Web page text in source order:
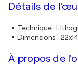
Détails de
Technique:
Dimensions :
À propos de